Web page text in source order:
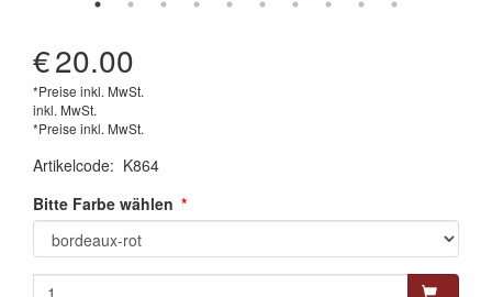
€20.00
*Preise inkl. MwSt.
inkl. MwSt.
*Preise inkl. MwSt.
Artikelcode: K864
Bitte Farbe wählen